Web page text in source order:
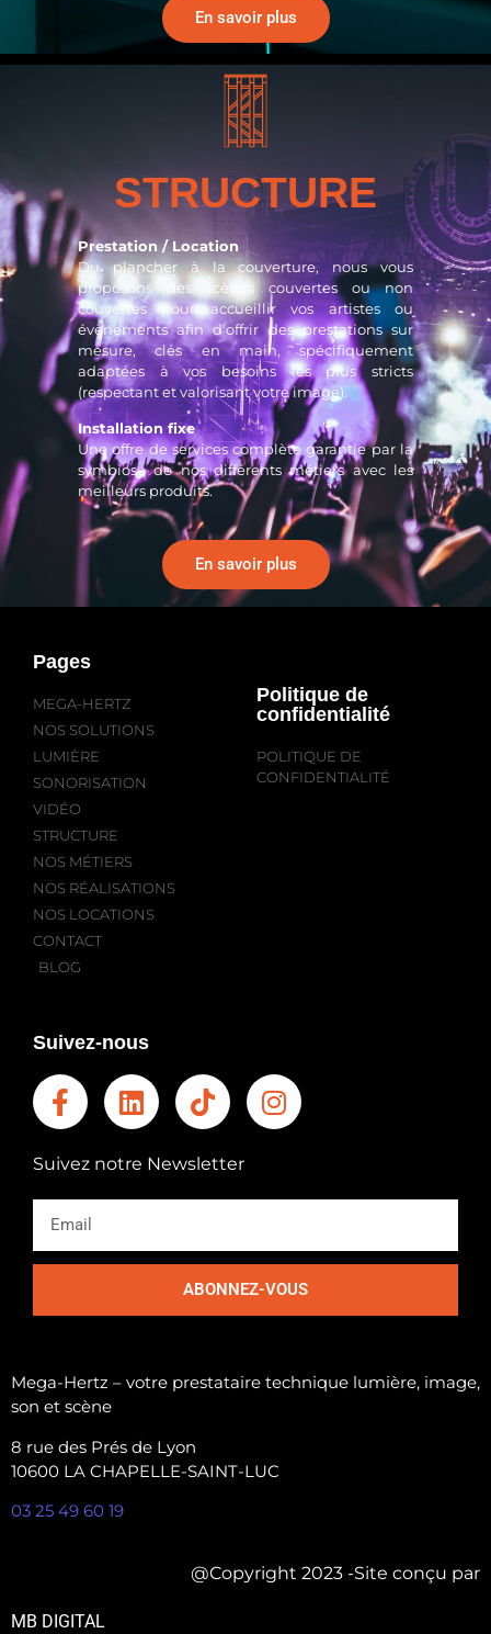
En savoir plus
STRUCTURE
Prestation / Location
Du plancher à la couverture, nous vous
proposons des scènes couvertes ou non
couvertes pour accueillir vos artistes ou
évènements afin d’offrir des prestations sur
mesure, clés en main, spécifiquement
adaptées à vos besoins les plus stricts
(respectant et valorisant votre image).
Installation fixe
Une offre de services complète garantie par la
symbiose de nos différents métiers avec les
meilleurs produits.
En savoir plus
Pages
MEGA-HERTZ
NOS SOLUTIONS
LUMIÈRE
SONORISATION
VIDÉO
STRUCTURE
NOS MÉTIERS
NOS RÉALISATIONS
NOS LOCATIONS
CONTACT
BLOG
Politique de
confidentialité
POLITIQUE DE
CONFIDENTIALITÉ
Suivez-nous
Suivez notre Newsletter
ABONNEZ-VOUS
Mega-Hertz – votre prestataire technique lumière, image,
son et scène
8 rue des Prés de Lyon
10600 LA CHAPELLE-SAINT-LUC
03 25 49 60 19
@Copyright 2023 -Site conçu par
MB DIGITAL